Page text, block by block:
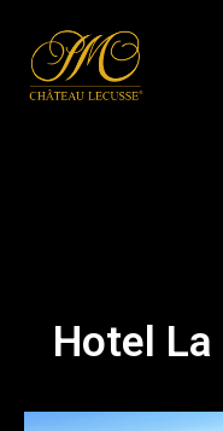
Hotel La